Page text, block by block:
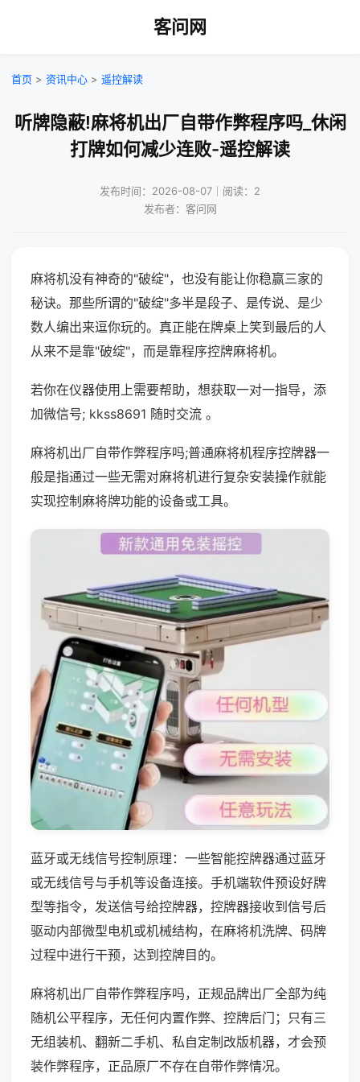
客问网
首页 > 资讯中心 > 遥控解读
听牌隐蔽!麻将机出厂自带作弊程序吗_休闲
打牌如何减少连败-遥控解读
发布时间：2026-08-07｜阅读：2
发布者：客问网
麻将机没有神奇的"破绽"，也没有能让你稳赢三家的
秘诀。那些所谓的"破绽"多半是段子、是传说、是少
数人编出来逗你玩的。真正能在牌桌上笑到最后的人
从来不是靠"破绽"，而是靠程序控牌麻将机。
若你在仪器使用上需要帮助，想获取一对一指导，添
加微信号; kkss8691 随时交流 。
麻将机出厂自带作弊程序吗;普通麻将机程序控牌器一
般是指通过一些无需对麻将机进行复杂安装操作就能
实现控制麻将牌功能的设备或工具。
蓝牙或无线信号控制原理：一些智能控牌器通过蓝牙
或无线信号与手机等设备连接。手机端软件预设好牌
型等指令，发送信号给控牌器，控牌器接收到信号后
驱动内部微型电机或机械结构，在麻将机洗牌、码牌
过程中进行干预，达到控牌目的。
麻将机出厂自带作弊程序吗，正规品牌出厂全部为纯
随机公平程序，无任何内置作弊、控牌后门；只有三
无组装机、翻新二手机、私自定制改版机器，才会预
装作弊程序，正品原厂不存在自带作弊情况。